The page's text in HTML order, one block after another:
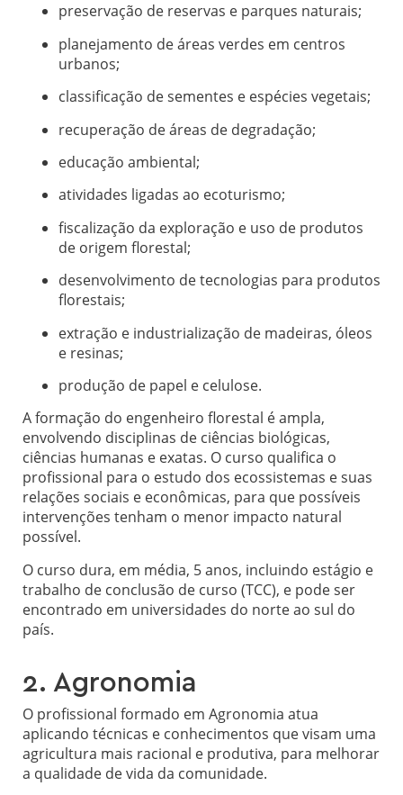
preservação de reservas e parques naturais;
planejamento de áreas verdes em centros
urbanos;
classificação de sementes e espécies vegetais;
recuperação de áreas de degradação;
educação ambiental;
atividades ligadas ao ecoturismo;
fiscalização da exploração e uso de produtos
de origem florestal;
desenvolvimento de tecnologias para produtos
florestais;
extração e industrialização de madeiras, óleos
e resinas;
produção de papel e celulose.
A formação do engenheiro florestal é ampla,
envolvendo disciplinas de ciências biológicas,
ciências humanas e exatas. O curso qualifica o
profissional para o estudo dos ecossistemas e suas
relações sociais e econômicas, para que possíveis
intervenções tenham o menor impacto natural
possível.
O curso dura, em média, 5 anos, incluindo estágio e
trabalho de conclusão de curso (TCC), e pode ser
encontrado em universidades do norte ao sul do
país.
2. Agronomia
O profissional formado em Agronomia atua
aplicando técnicas e conhecimentos que visam uma
agricultura mais racional e produtiva, para melhorar
a qualidade de vida da comunidade.